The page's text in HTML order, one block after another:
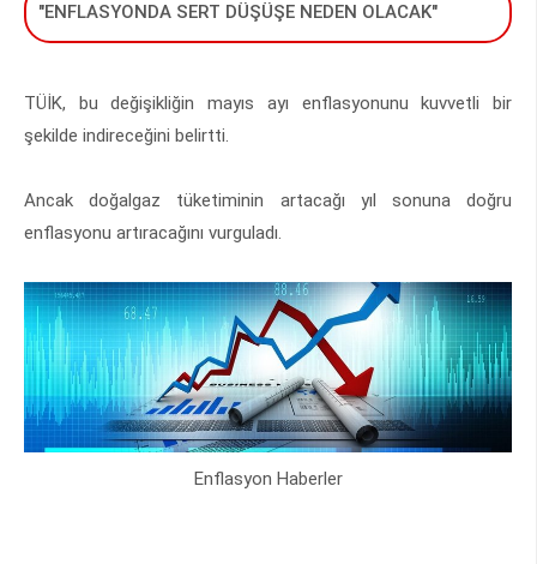
"ENFLASYONDA SERT DÜŞÜŞE NEDEN OLACAK"
TÜİK, bu değişikliğin mayıs ayı enflasyonunu kuvvetli bir
şekilde indireceğini belirtti.
Ancak doğalgaz tüketiminin artacağı yıl sonuna doğru
enflasyonu artıracağını vurguladı.
Enflasyon Haberler